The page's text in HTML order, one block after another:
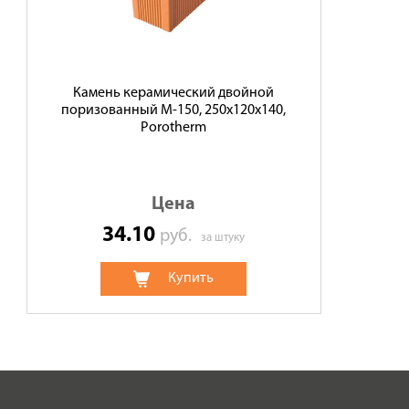
Контакты
Камень керамический двойной
поризованный М-150, 250x120x140,
Porotherm
Цена
34.10 руб. за штуку
Купить